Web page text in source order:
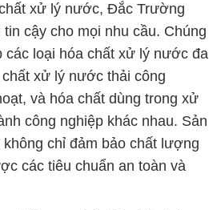
xử lý nước, Đắc Trường
cậy cho mọi nhu cầu. Chúng
các loại hóa chất xử lý nước đa
xử lý nước thải công
và hóa chất dùng trong xử
công nghiệp khác nhau. Sản
chỉ đảm bảo chất lượng
các tiêu chuẩn an toàn và